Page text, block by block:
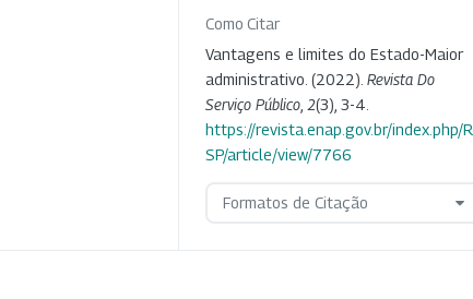
Como Citar
Vantagens e limites do Estado-Maior
administrativo. (2022). Revista Do
Serviço Público 2(3), 3-4.
https://revista.enap.gov.br/index.php/R
SP/article/view/7766
Formatos de Citação